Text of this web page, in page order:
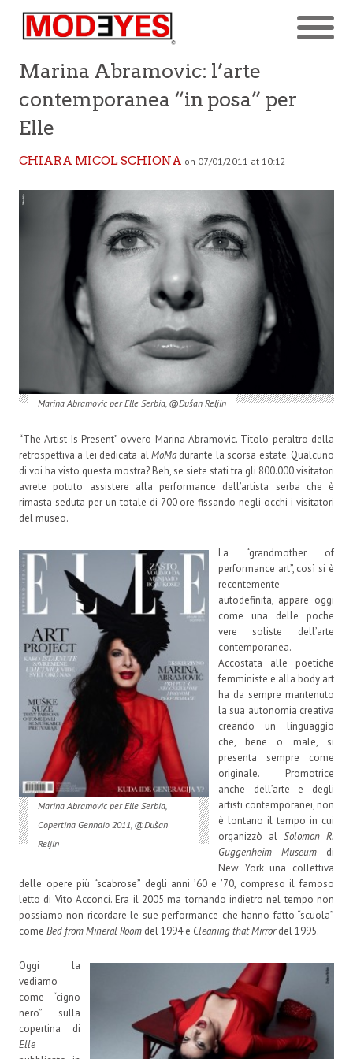
Marina Abramovic: l’arte
contemporanea “in posa” per
Elle
CHIARA MICOL SCHIONA on 07/01/2011 at 10:12
Marina Abramovic per Elle Serbia, @Dušan Reljin
“The Artist Is Present” ovvero Marina Abramovic. Titolo peraltro della
retrospettiva a lei dedicata alMoMa durante la scorsa estate. Qualcuno
di voi ha visto questa mostra? Beh, se siete stati tra gli 800.000 visitatori
avrete potuto assistere alla performance dell’artista serba che è
rimasta seduta per un totale di 700 ore fissando negli occhi i visitatori
del museo.
Marina Abramovic per Elle Serbia,
Copertina Gennaio 2011, @Dušan
Reljin
La “grandmother of
performance art”, così si è
recentemente
autodefinita, appare oggi
come una delle poche
vere soliste dell’arte
contemporanea.
Accostata alle poetiche
femministe e alla body art
ha da sempre mantenuto
la sua autonomia creativa
creando un linguaggio
che, bene o male, si
presenta sempre come
originale. Promotrice
anche dell’arte e degli
artisti contemporanei, non
è lontano il tempo in cui
organizzò al Solomon R.
Guggenheim Museum di
New York una collettiva
delle opere più “scabrose” degli anni ’60 e ’70, compreso il famoso
letto di Vito Acconci. Era il 2005 ma tornando indietro nel tempo non
possiamo non ricordare le sue performance che hanno fatto “scuola”
come Bed from Mineral Room del 1994 e Cleaning that Mirrordel 1995.
Oggi la
vediamo
come “cigno
nero” sulla
copertina di
Elle